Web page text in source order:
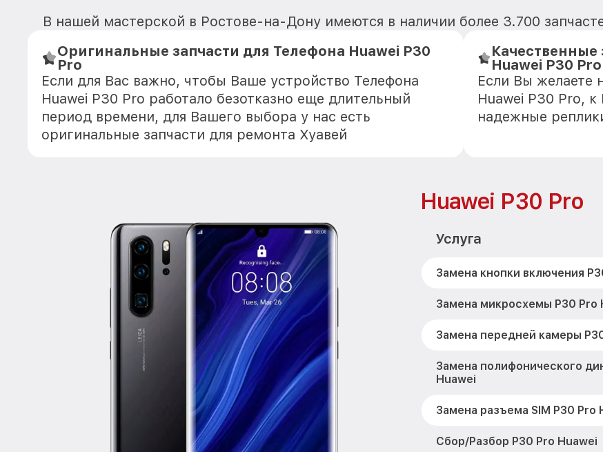
В нашей мастерской в Ростове-на-Дону имеются в наличии более 3.700
Оригинальные запчасти для Телефона Huawei P30
Pro
Если для Вас важно, чтобы Ваше устройство Телефона
Huawei P30 Pro работало безотказно еще длительный
период времени, для Вашего выбора у нас есть
оригинальные запчасти для ремонта Хуавей
Качественные
Huawei P30 Pro
Если Вы желаете
Huawei P30 Pro,
надежные
Huawei P30 Pro
Услуга
Замена кнопки включения
Замена микросхемы P30 Pro
Замена передней камеры
Замена полифонического
Huawei
Замена разъема SIM P30 Pro
Сбор/Разбор P30 Pro Huawei